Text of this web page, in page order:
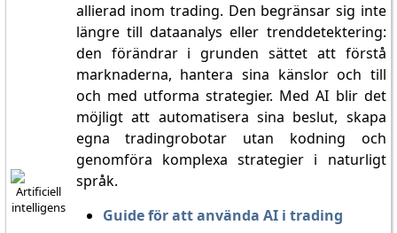
allierad inom trading. Den begränsar sig inte
längre till dataanalys eller trenddetektering:
den förändrar i grunden sättet att förstå
marknaderna, hantera sina känslor och till
och med utforma strategier. Med AI blir det
möjligt att automatisera sina beslut, skapa
egna tradingrobotar utan kodning och
genomföra komplexa strategier i naturligt
språk.
Guide för att använda AI i trading